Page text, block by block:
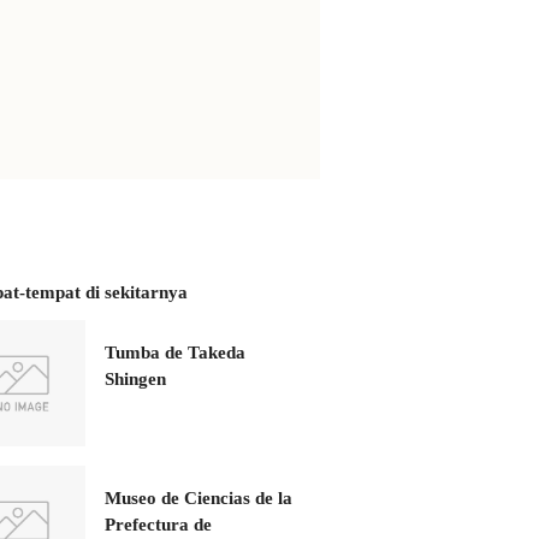
tempat di sekitarnya
Tumba de Takeda
Shingen
Museo de Ciencias de la
Prefectura de